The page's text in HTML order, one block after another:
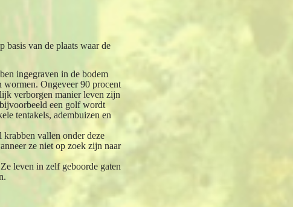
basis van de plaats waar de
ingegraven in de bodem
wormen. Ongeveer 90 procent
verborgen manier leven zijn
een golf wordt
tentakels, adembuizen en
krabben vallen onder deze
ze niet op zoek zijn naar
leven in zelf geboorde gaten